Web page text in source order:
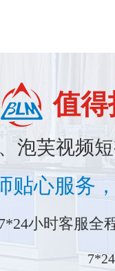
值得
、泡芙视频
心服务
小时客服全程